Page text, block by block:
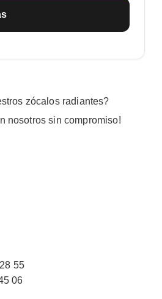
zócalos radiantes?
nosotros sin compromiso!
55
06